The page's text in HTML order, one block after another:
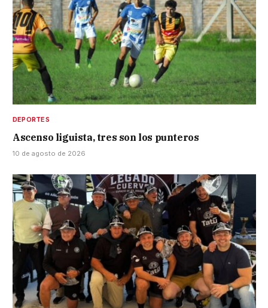
DEPORTES
Ascenso liguista, tres son los punteros
10 de agosto de 2026